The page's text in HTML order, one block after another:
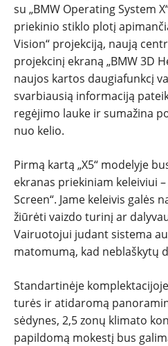
su „BMW Operating System
priekinio stiklo plotį
Vision“ projekciją, naują
projekcinį ekraną „BMW 3D
naujos kartos daugiafunkcį
svarbiausią informaciją
regėjimo lauke ir sumažina
nuo kelio.
Pirmą kartą „X5“ modelyje
ekranas priekiniam keleiviui –
Screen“. Jame keleivis galės
žiūrėti vaizdo turinį ar
Vairuotojui judant sistema
matomumą, kad neblaškytų
Standartinėje
turės ir atidaromą
sėdynes, 2,5 zonų klimato
papildomą mokestį bus